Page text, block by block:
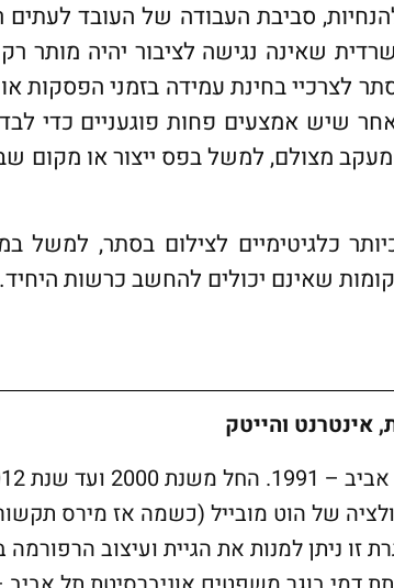
סביבת העבודה של העובד
שאינה נגישה לציבור יהיה מותר
לצרכיי בחינת עמידה בזמני הפסקות
שיש אמצעים פחות פוגעניים כדי
מצולם, למשל בפס ייצור או מקום
כלגיטימיים לצילום בסתר, למשל
שאינם יכולים להחשב כרשות היחיד.
אינטרנט והייטק
של הוט מובייל (כשמה אז מירס
זו ניתן למנות את הגיית ועיצוב